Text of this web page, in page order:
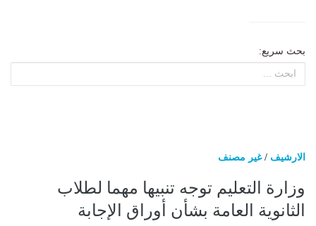
بحث سريع:
الارشيف /غير مصنف
وزارة التعليم توجه تنبيها مهما لطلاب
الثانوية العامة بشأن أوراق الإجابة